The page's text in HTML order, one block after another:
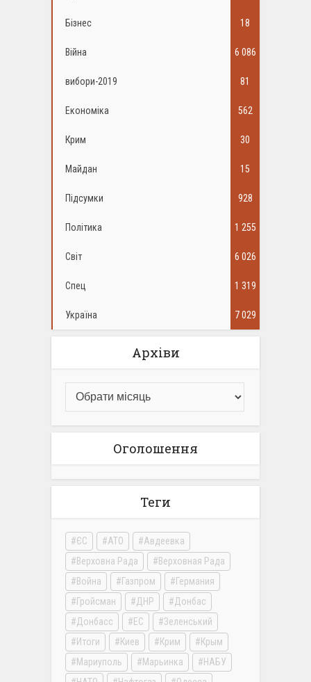
Бізнес 18
Війна 6 086
вибори-2019 81
Економіка 562
Крим 30
Майдан 15
Підсумки 928
Політика 1 255
Світ 6 026
Спец 1 319
Україна 7 029
Архіви
Оголошення
Теги
ЄС АТО
Авдеевка
Верховна Рада
Верховная Рада
Война
Газпром
Германия
Гройсман
ДНР
Донбас
Донбасс
ЕС
Зеленський
Итоги
Киев Крим
Крым
Мариуполь
Марьинка
НАБУ